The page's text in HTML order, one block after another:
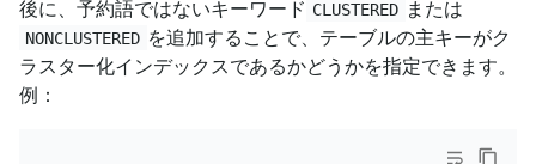
後に、予約語ではないキーワード CLUSTERED または
NONCLUSTERED を追加することで、テーブルの主キーがク
ラスター化インデックスであるかどうかを指定できます。
例：